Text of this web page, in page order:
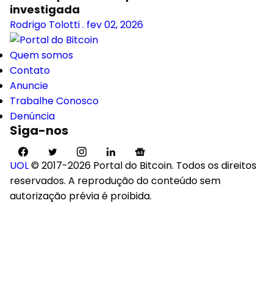
investigada
Rodrigo Tolotti. fev 02, 2026
Quem somos
Contato
Anuncie
Trabalhe Conosco
Denúncia
Siga-nos
UOL© 2017-2026 Portal do Bitcoin. Todos os direitos
reservados. A reprodução do conteúdo sem
autorização prévia é proibida.